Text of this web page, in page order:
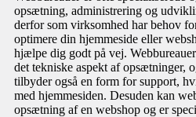
opsætning, administrering og
derfor som virksomhed har behov
optimere din hjemmeside eller
hjælpe dig godt på vej.
det tekniske aspekt af opsætninger,
tilbyder også en form for support,
med hjemmesiden. Desuden kan
opsætning af en webshop og er